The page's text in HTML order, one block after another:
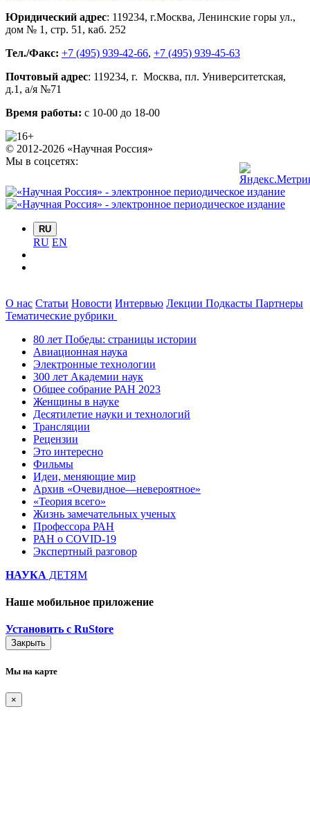
Юридический адрес: 119234, г.Москва, Ленинские горы ул.,
дом № 1, стр. 51 , каб. 252
Тел./Факс: +7 (495) 939-42-66, +7 (495) 939-45-63
Почтовый адрес: 119234, г. Москва, пл. Университетская,
д.1 , а/я №71
Время работы: с 10-00 до 18-00
© 2012-2026 «Научная Россия»
Мы в соцсетях:
RU
RU EN
О нас Статьи Новости Интервью Лекции Подкасты Партнеры
Тематические рубрики
80 лет Победы: страницы истории
Авиационная наука
Электронные технологии
300 лет Академии наук
Общее собрание РАН 2023
Женщины в науке
Десятилетие науки и технологий
Трансляции
Рецензии
Это интересно
Фильмы
Идеи, меняющие мир
Архив «Очевидное—невероятное»
«Теория всего»
Жизнь замечательных ученых
Профессора РАН
РАН о COVID-19
Экспертный разговор
НАУКА ДЕТЯМ
Наше мобильное приложение
Установить с RuStore
Закрыть
Мы на карте
×